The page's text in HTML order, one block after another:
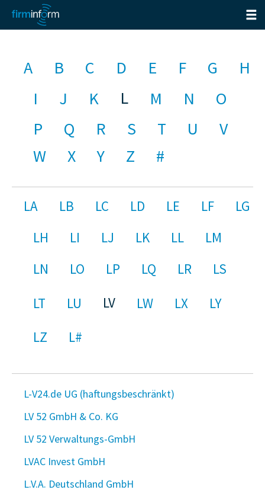
A B C D E F G
H
I
J K L M N
O
P
Q R S T U
V
W
X Y Z #
LA LB LC LD LE LF
LG
LH
LI LJ LK LL
LM
LN
LO LP LQ LR
LS
LT
LU LV LW LX
LY
LZ
L#
L-V24.de UG (haftungsbeschränkt)
LV 52 GmbH & Co. KG
LV 52 Verwaltungs-GmbH
LVAC Invest GmbH
L.V.A. Deutschland GmbH